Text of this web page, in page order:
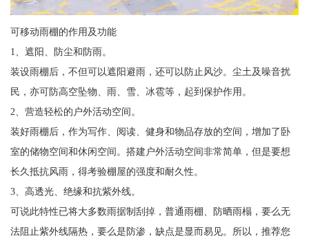
可移动雨棚的作用及功能
1、遮阳、防尘和防雨。
装设雨棚后，不但可以遮阳避雨，还可以防止风沙。尘土及噪音扰
民，亦可防高空坠物、雨、雪、冰雹等，起到保护作用。
2、营造轻松的户外活动空间。
装好雨棚后，作为写作、阅读、健身和物品存放的空间，增加了卧
室的储物空间和休闲空间。搭建户外活动空间非常简单，但是要想
长久抵抗风雨，得考验棚屋的强度和耐久性。
3、高透光、绝缘和抗紫外线。
可说此特性已将大多数雨据制刮掉，普通雨棚、防晒雨榻，要么无
法阻止紫外线隔热，要么是防渗，缺点是显而易见。所以，推荐您